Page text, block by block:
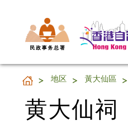
民 政 事 务 总 署
黄大仙祠
地区 黃大仙區
黄大仙祠